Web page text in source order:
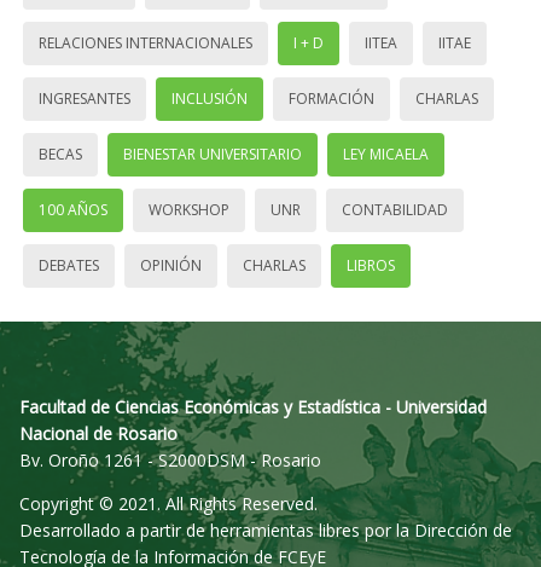
RELACIONES INTERNACIONALES I + D IITEA IITAE
INGRESANTES INCLUSIÓN FORMACIÓN CHARLAS
BECAS BIENESTAR UNIVERSITARIO LEY MICAELA
100 AÑOS WORKSHOP UNR CONTABILIDAD
DEBATES OPINIÓN CHARLAS LIBROS
Facultad de Ciencias Económicas y Estadística - Universidad
Nacional de Rosario
Bv. Oroño 1261 - S2000DSM - Rosario
Copyright © 2021. All Rights Reserved.
Desarrollado a partir de herramientas libres por la Dirección de
Tecnología de la Información de FCEyE